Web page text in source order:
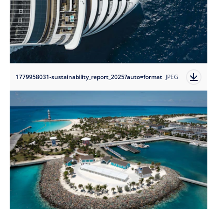
1779958031-sustainability_report_2025?auto=format JPEG